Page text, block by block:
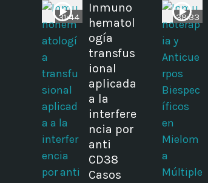
31:44
Inmuno
hematol
ogía
transfus
ional
aplicada
a la
interfere
ncia por
anti
CD38
Casos
38:33